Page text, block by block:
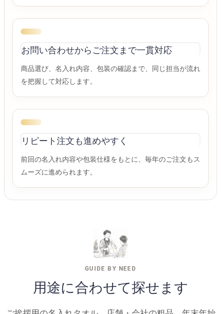
お問い合わせからご注文まで一貫対応
商品選び、名入れ内容、包装の確認まで、同じ担当が流れ
を把握して対応します。
リピート注文も進めやすく
前回の名入れ内容や包装仕様をもとに、毎年のご注文もス
ムーズに進められます。
GUIDE BY NEED
用途に合わせて探せます